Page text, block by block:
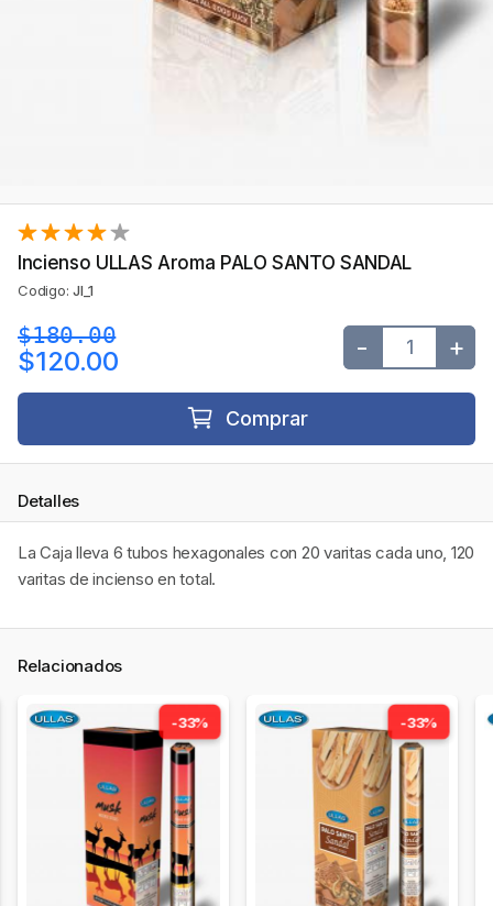
Incienso ULLAS Aroma PALO SANTO SANDAL
Codigo:JI_1
$180.00
$120.00 - +
Comprar
Detalles
La Caja lleva 6 tubos hexagonales con 20 varitas cada uno, 120
varitas de incienso en total.
Relacionados
-33% -33%